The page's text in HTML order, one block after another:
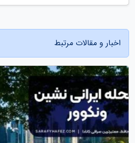
اخبار و مقالات مرتبط